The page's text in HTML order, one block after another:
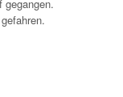
gegangen.